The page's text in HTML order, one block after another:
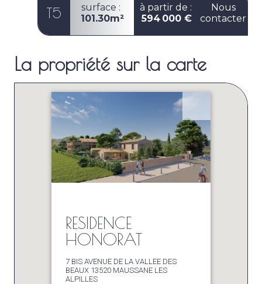
T5
surface :
101.30m²
à partir de :
594 000 €
Nous
contacter
La propriété sur la carte
RESIDENCE
HONORAT
7 BIS AVENUE DE LA VALLEE DES
BEAUX 13520 MAUSSANE LES
ALPILLES